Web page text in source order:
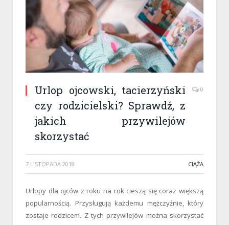
Urlop ojcowski, tacierzyński
czy rodzicielski? Sprawdź, z
jakich przywilejów
skorzystać
0
7 LISTOPADA 2018 CIĄŻA
Urlopy dla ojców z roku na rok cieszą się coraz większą
popularnością. Przysługują każdemu mężczyźnie, który
zostaje rodzicem. Z tych przywilejów można skorzystać